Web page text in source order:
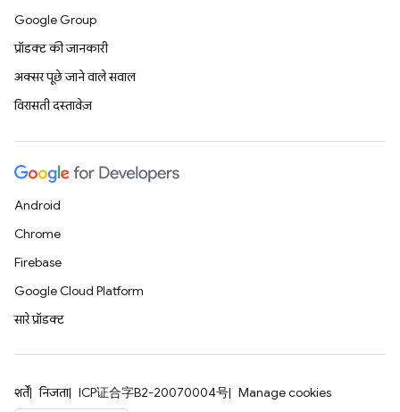
Google Group
प्रॉडक्ट की जानकारी
अक्सर पूछे जाने वाले सवाल
विरासती दस्तावेज़
Android
Chrome
Firebase
Google Cloud Platform
सारे प्रॉडक्ट
शर्तें निजता ICP证合字B2-20070004号 Manage cookies